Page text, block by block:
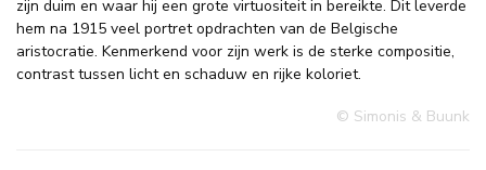
zijn duim en waar hij een grote virtuositeit in bereikte. Dit leverde
hem na 1915 veel portret opdrachten van de Belgische
aristocratie. Kenmerkend voor zijn werk is de sterke compositie,
contrast tussen licht en schaduw en rijke koloriet.
© Simonis & Buunk